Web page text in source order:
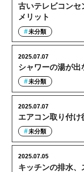
古いテレビコンセ
メリット
未分類
シャワーの湯が
2025.07.07
未分類
エアコン取り付け
2025.07.07
未分類
キッチンの排水
2025.07.05